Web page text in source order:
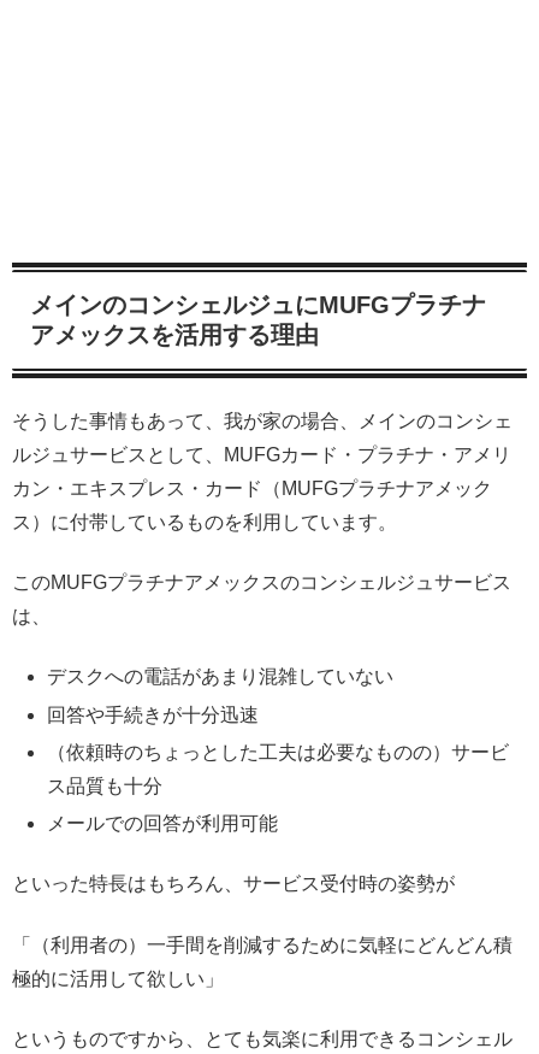
メインのコンシェルジュにMUFGプラチナ
アメックスを活用する理由
そうした事情もあって、我が家の場合、メインのコンシェ
ルジュサービスとして、MUFGカード・プラチナ・アメリ
カン・エキスプレス・カード（MUFGプラチナアメック
ス）に付帯しているものを利用しています。
このMUFGプラチナアメックスのコンシェルジュサービス
は、
デスクへの電話があまり混雑していない
回答や手続きが十分迅速
（依頼時のちょっとした工夫は必要なものの）サービ
ス品質も十分
メールでの回答が利用可能
といった特長はもちろん、サービス受付時の姿勢が
「（利用者の）一手間を削減するために気軽にどんどん積
極的に活用して欲しい」
というものですから、とても気楽に利用できるコンシェル